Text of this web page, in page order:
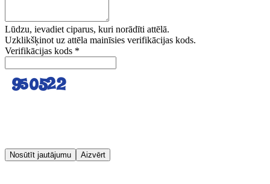
Lūdzu, ievadiet ciparus, kuri norādīti attēlā.
Uzklikšķinot uz attēla mainīsies verifikācijas kods.
Verifikācijas kods *
Nosūtīt jautājumu Aizvērt